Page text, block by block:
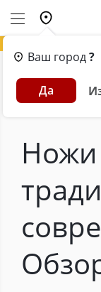
Ваш город?
Да
Главная
Обзоры
Ножи Златоуст:
Ножи